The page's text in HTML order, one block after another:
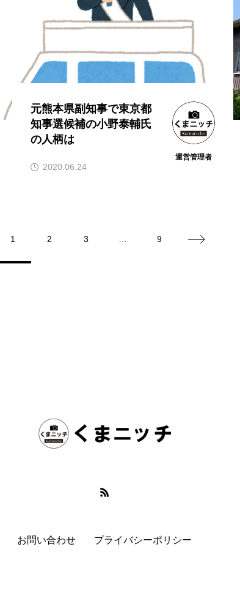
元熊本県副知事で東京都
知事選候補の小野泰輔氏
の人柄は
運営管理者
2020.06.24
1 2 3 … 9
お問い合わせ プライバシーポリシー